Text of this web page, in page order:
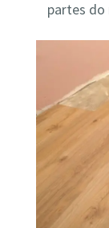
partes do